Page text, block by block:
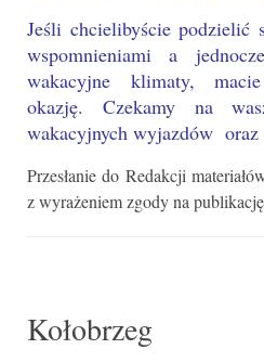
Jeśli chcielibyście podzielić
wspomnieniami a
wakacyjne klimaty,
okazję. Czekamy na
wakacyjnych wyjazdów
Przesłanie do Redakcji
z wyrażeniem zgody na
Kołobrzeg